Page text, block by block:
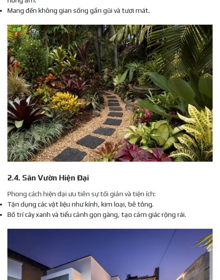
Mang đến không gian sống gần gũi và tươi mát.
2.4. Sân Vườn Hiện Đại
Phong cách hiện đại ưu tiên sự tối giản và tiện ích:
Tận dụng các vật liệu như kính, kim loại, bê tông.
Bố trí cây xanh và tiểu cảnh gọn gàng, tạo cảm giác rộng rãi.